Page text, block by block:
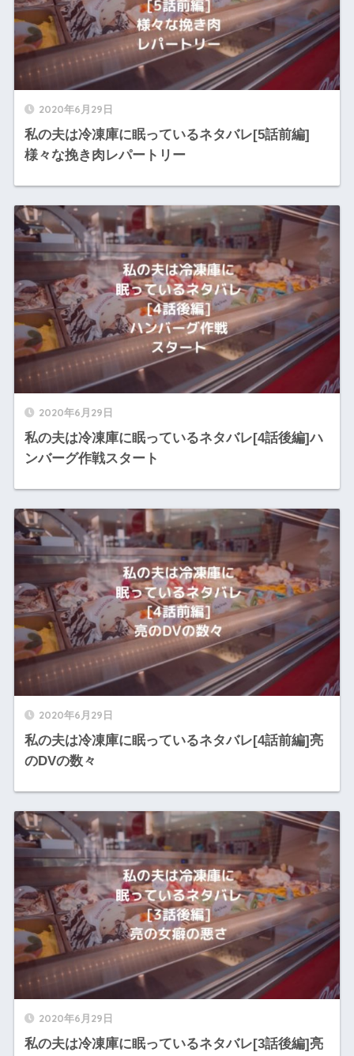
2020年6月29日
私の夫は冷凍庫に眠っているネタバレ[5話前編]
様々な挽き肉レパートリー
2020年6月29日
私の夫は冷凍庫に眠っているネタバレ[4話後編]ハ
ンバーグ作戦スタート
2020年6月29日
私の夫は冷凍庫に眠っているネタバレ[4話前編]亮
のDVの数々
2020年6月29日
私の夫は冷凍庫に眠っているネタバレ[3話後編]亮